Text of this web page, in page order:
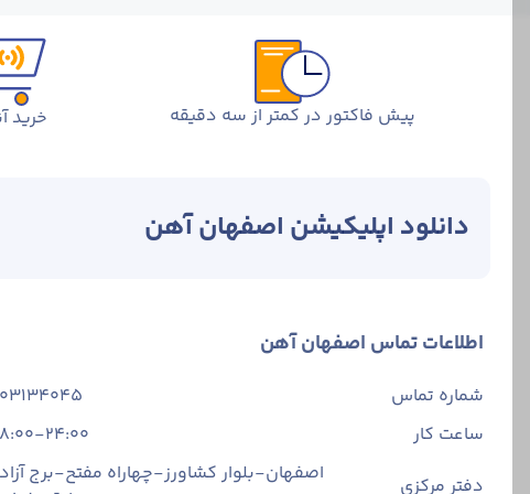
پیش فاکتور در کمتر از سه دقیقه خرید
دانلود اپلیکیشن اصفهان آهن
اطلاعات تماس اصفهان آهن
شماره تماس
03134045
ساعت کار
8:00-24:00
دفتر مرکزی
اصفهان-بلوار کشاورز-چهاراه مفتح-برج آزاد